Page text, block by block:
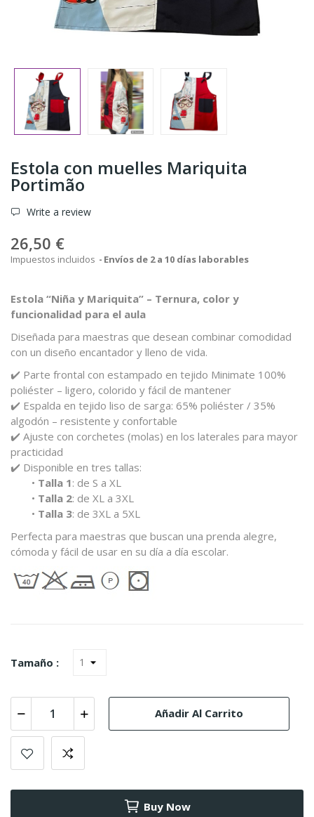
Estola con muelles Mariquita
Portimão
Write a review
26,50 €
Impuestos incluidos Envíos de 2 a 10 días laborables
Estola “Niña y Mariquita” – Ternura, color y
funcionalidad para el aula
Diseñada para maestras que desean combinar comodidad
con un diseño encantador y lleno de vida.
✔️ Parte frontal con estampado en tejido Minimate 100%
poliéster – ligero, colorido y fácil de mantener
✔️ Espalda en tejido liso de sarga: 65% poliéster / 35%
algodón – resistente y confortable
✔️ Ajuste con corchetes (molas) en los laterales para mayor
practicidad
✔️ Disponible en tres tallas:
• Talla 1: de S a XL
• Talla 2: de XL a 3XL
• Talla 3: de 3XL a 5XL
Perfecta para maestras que buscan una prenda alegre,
cómoda y fácil de usar en su día a día escolar.
Tamaño :
Añadir Al Carrito
Buy Now